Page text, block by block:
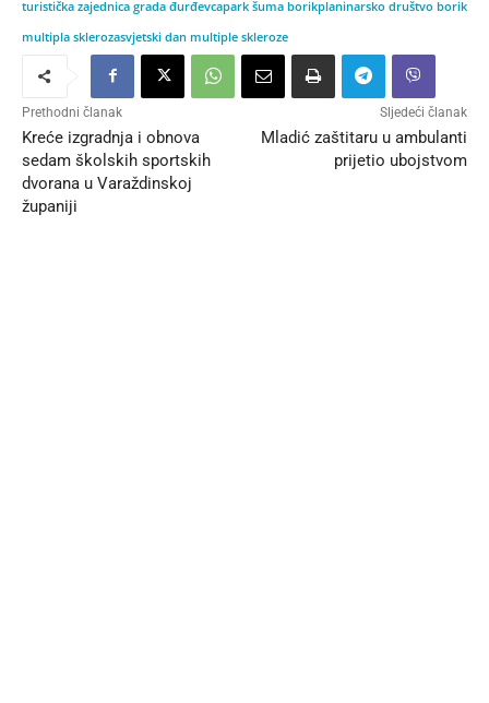
turistička zajednica grada đurđevcapark šuma borikplaninarsko društvo borik
multipla sklerozasvjetski dan multiple skleroze
Prethodni članak
Kreće izgradnja i obnova
sedam školskih sportskih
dvorana u Varaždinskoj
županiji
Sljedeći članak
Mladić zaštitaru u ambulanti
prijetio ubojstvom